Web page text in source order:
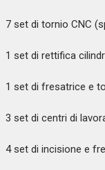
7 set di tornio CNC
1 set di rettifica
1 set di fresatrice e
3 set di centri di
4 set di incisione e